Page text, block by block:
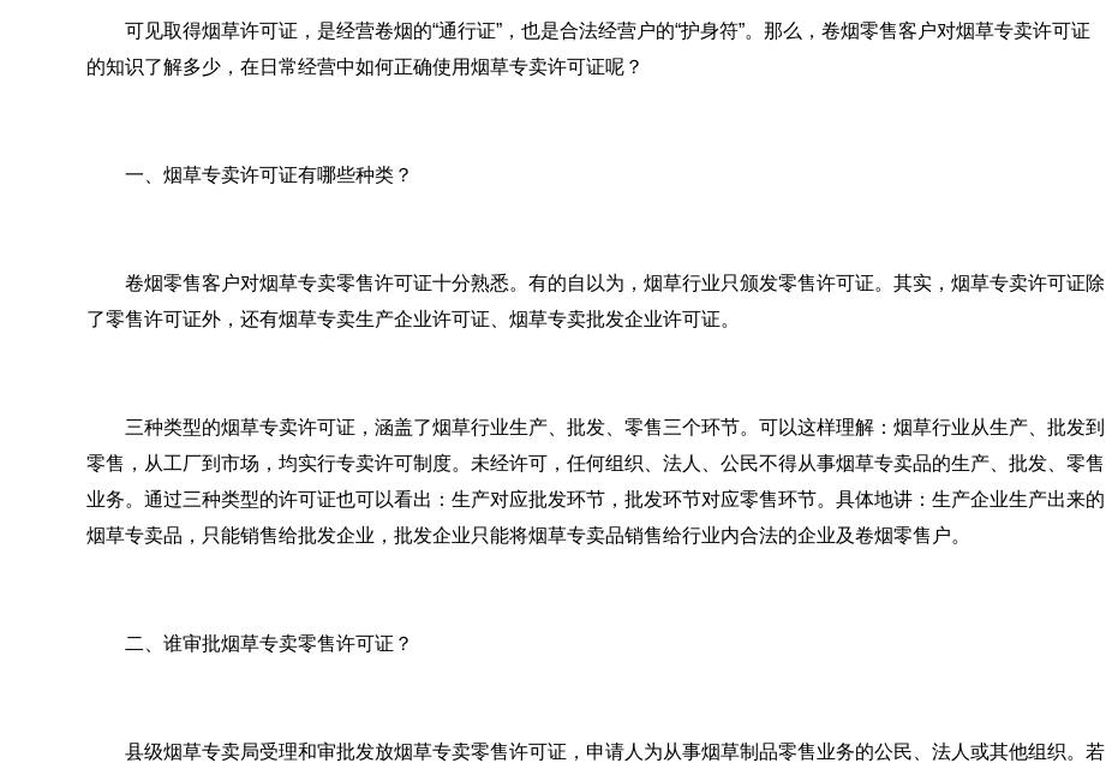
可见取得烟草许可证，是经营卷烟的“通行证”，也是合法经营户的“护身符”。那么，卷烟零售客户对烟草专卖许可证
的知识了解多少，在日常经营中如何正确使用烟草专卖许可证呢？
一、烟草专卖许可证有哪些种类？
卷烟零售客户对烟草专卖零售许可证十分熟悉。有的自以为，烟草行业只颁发零售许可证。其实，烟草专卖许可证除
了零售许可证外，还有烟草专卖生产企业许可证、烟草专卖批发企业许可证。
三种类型的烟草专卖许可证，涵盖了烟草行业生产、批发、零售三个环节。可以这样理解：烟草行业从生产、批发到
零售，从工厂到市场，均实行专卖许可制度。未经许可，任何组织、法人、公民不得从事烟草专卖品的生产、批发、零售
业务。通过三种类型的许可证也可以看出：生产对应批发环节，批发环节对应零售环节。具体地讲：生产企业生产出来的
烟草专卖品，只能销售给批发企业，批发企业只能将烟草专卖品销售给行业内合法的企业及卷烟零售户。
二、谁审批烟草专卖零售许可证？
县级烟草专卖局受理和审批发放烟草专卖零售许可证，申请人为从事烟草制品零售业务的公民、法人或其他组织。若